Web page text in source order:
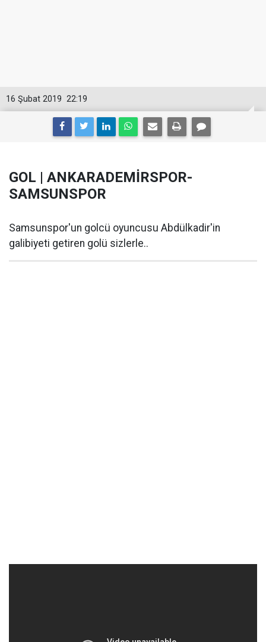
22:19
16 Şubat 2019
GOL | ANKARADEMİRSPOR-
SAMSUNSPOR
Samsunspor'un golcü oyuncusu Abdülkadir'in
galibiyeti getiren golü sizlerle..